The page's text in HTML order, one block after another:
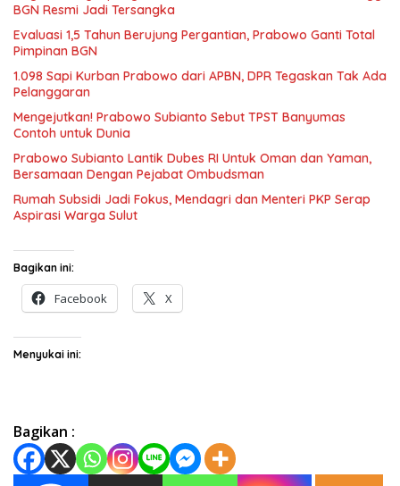
BGN Resmi Jadi Tersangka
Evaluasi 1,5 Tahun Berujung Pergantian, Prabowo Ganti Total
Pimpinan BGN
1.098 Sapi Kurban Prabowo dari APBN, DPR Tegaskan Tak Ada
Pelanggaran
Mengejutkan! Prabowo Subianto Sebut TPST Banyumas
Contoh untuk Dunia
Prabowo Subianto Lantik Dubes RI Untuk Oman dan Yaman,
Bersamaan Dengan Pejabat Ombudsman
Rumah Subsidi Jadi Fokus, Mendagri dan Menteri PKP Serap
Aspirasi Warga Sulut
Bagikan ini:
Facebook X
Menyukai ini:
Bagikan :